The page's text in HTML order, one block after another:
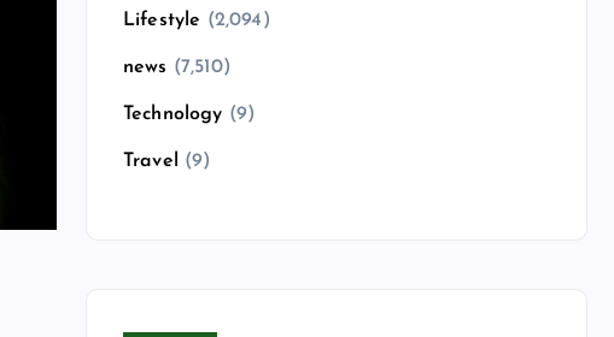
Lifestyle (2,094)
news (7,510)
Technology (9)
Travel (9)